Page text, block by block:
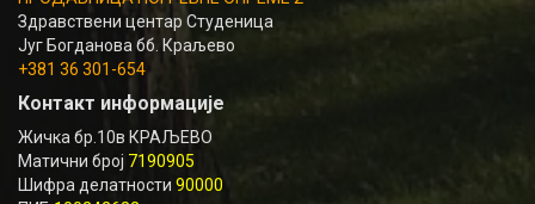
Здравствени центар Студеница
Југ Богданова бб. Краљево
+381 36 301-654
Контакт информације
Жичка бр.10в КРАЉЕВО
Матични број 7190905
Шифра делатности 90000